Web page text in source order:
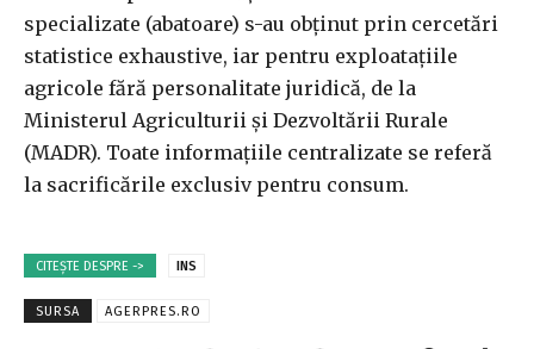
specializate (abatoare) s-au obţinut prin cercetări
statistice exhaustive, iar pentru exploataţiile
agricole fără personalitate juridică, de la
Ministerul Agriculturii şi Dezvoltării Rurale
(MADR). Toate informaţiile centralizate se referă
la sacrificările exclusiv pentru consum.
CITEȘTE DESPRE -> INS
SURSA AGERPRES.RO